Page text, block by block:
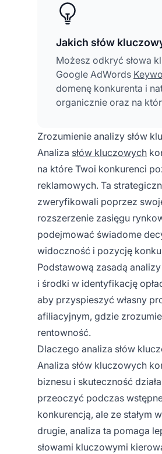
Jakich słów
Możesz odkryć słowa
Google AdWords
domenę konkurenta i
organicznie oraz na
Zrozumienie analizy słów
Analiza słów kluczowych
na które Twoi konkurenci
reklamowych. Ta
zweryfikowali poprzez
rozszerzenie zasięgu
podejmować świadome
widoczność i pozycję
Podstawową zasadą
i środki w identyfikację
aby przyspieszyć własny
afiliacyjnym, gdzie
rentowność.
Dlaczego analiza słów
Analiza słów kluczowych
biznesu i skuteczność
przeoczyć podczas
konkurencją, ale ze stałym
drugie, analiza ta pomaga
słowami kluczowymi